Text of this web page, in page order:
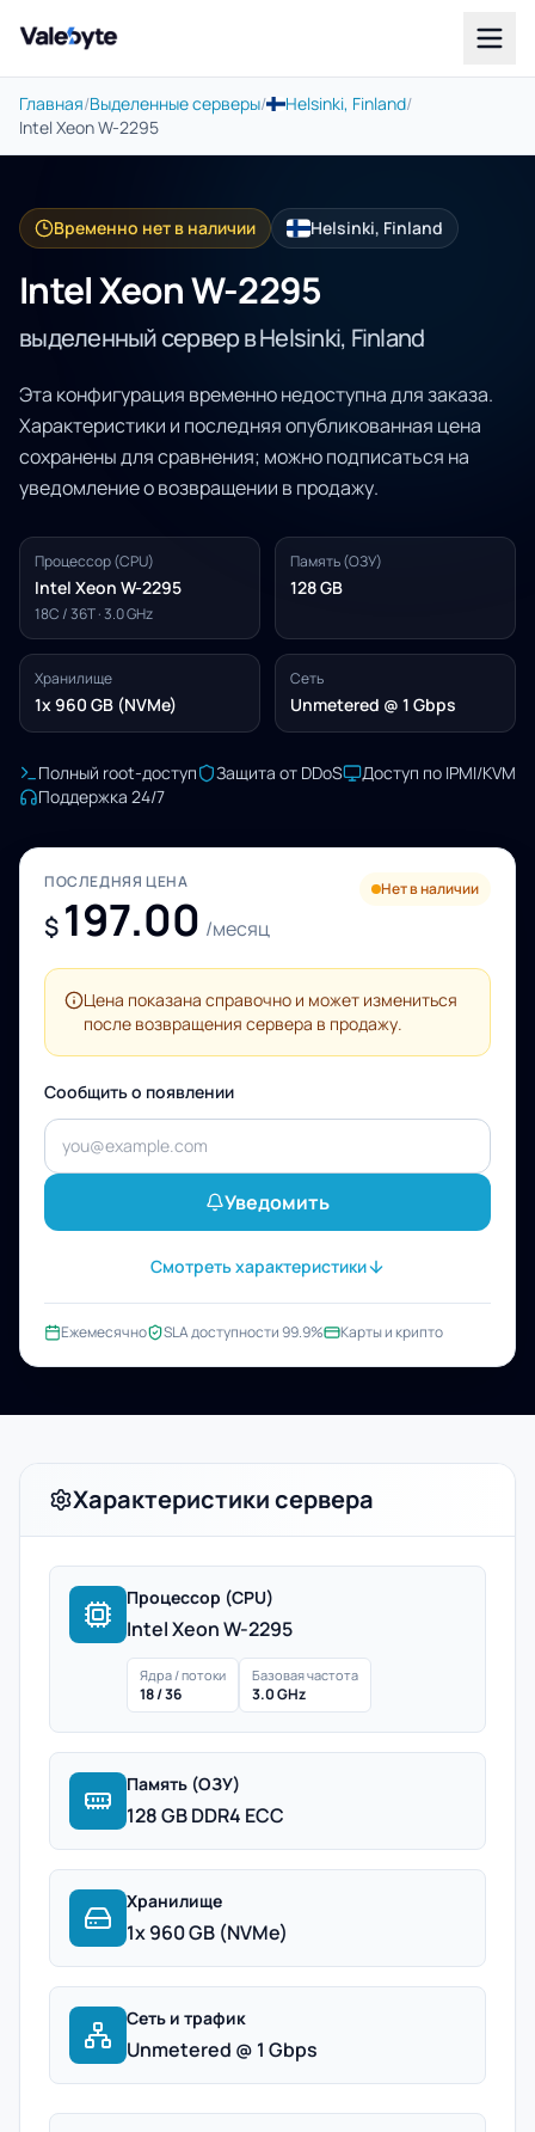
Valebyte
Главная/Выделенные серверы/ Helsinki, Finland/
Intel Xeon W-2295
Временно нет в наличии Helsinki, Finland
Intel Xeon W-2295
выделенный сервер в Helsinki, Finland
Эта конфигурация временно недоступна для заказа.
Характеристики и последняя опубликованная цена
сохранены для сравнения; можно подписаться на
уведомление о возвращении в продажу.
Процессор (CPU)
Intel Xeon W-2295
18C / 36T · 3.0 GHz
Память (ОЗУ)
128 GB
Хранилище
1x 960 GB (NVMe)
Сеть
Unmetered @ 1 Gbps
Полный root-доступ Защита от DDoS
Доступ по IPMI/KVM
Поддержка 24/7
ПОСЛЕДНЯЯ ЦЕНА
$ 197.00 /месяц
Нет в наличии
Цена показана справочно и может измениться
после возвращения сервера в продажу.
Сообщить о появлении
Уведомить
Смотреть характеристики
Ежемесячно SLA доступности 99.9% Карты и крипто
Характеристики сервера
Процессор (CPU)
Intel Xeon W-2295
Ядра / потоки
18 / 36
Базовая частота
3.0 GHz
Память (ОЗУ)
128 GB DDR4 ECC
Хранилище
1x 960 GB (NVMe)
Сеть и трафик
Unmetered @ 1 Gbps